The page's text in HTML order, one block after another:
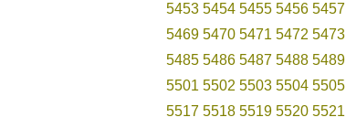
5453 5454 5455 5456 5457
5469 5470 5471 5472 5473
5485 5486 5487 5488 5489
5501 5502 5503 5504 5505
5517 5518 5519 5520 5521